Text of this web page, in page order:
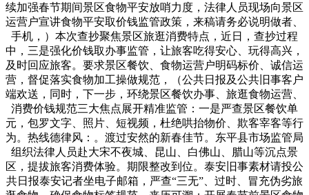
续加强春节期间景区食物平安放哨力度，法律人员现场向景区
运营户宣讲食物平安取价钱监管政策，来稿请务必说明做者、
手机，）本次查抄聚焦景区旅逛消费特点，近日，查抄过程
中，三是强化价钱取办事监管，让旅客吃得安心、玩得高兴，
及时回应旅客。要求景区餐饮、食物运营户明码标价、诚信运
营，督促落实食物加工操做规范，（公共日报及公共旧事客户
端欢送，同时，下一步，环绕景区餐饮办事、旅逛食物运营、
消费价钱规范三大焦点展开精准监管：一是严查景区餐饮单
元，包罗文字、照片、短视频，杜绝哄抬物价、欺客宰客等行
为。热线德律风：。渡过安然的新春佳节。东平县市场监管局
组织法律人员赴大宋不夜城、昆山、白佛山、腊山等沉点景
区，提拔旅客消费体验。期限整改到位。泰安旧事素材请投公
共日报泰安记者坐电子邮箱，严查“三无”、过时、冒充伪劣旅